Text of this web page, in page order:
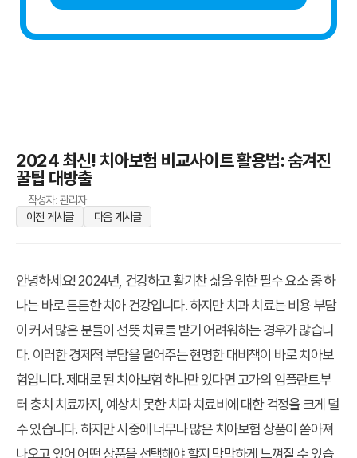
2024 최신! 치아보험 비교사이트 활용법: 숨겨진
꿀팁 대방출
작성자: 관리자
이전 게시글
다음 게시글
안녕하세요! 2024년, 건강하고 활기찬 삶을 위한 필수 요소 중 하
나는 바로 튼튼한 치아 건강입니다. 하지만 치과 치료는 비용 부담
이 커서 많은 분들이 선뜻 치료를 받기 어려워하는 경우가 많습니
다. 이러한 경제적 부담을 덜어주는 현명한 대비책이 바로 치아보
험입니다. 제대로 된 치아보험 하나만 있다면 고가의 임플란트부
터 충치 치료까지, 예상치 못한 치과 치료비에 대한 걱정을 크게 덜
수 있습니다. 하지만 시중에 너무나 많은 치아보험 상품이 쏟아져
나오고 있어 어떤 상품을 선택해야 할지 막막하게 느껴질 수 있습